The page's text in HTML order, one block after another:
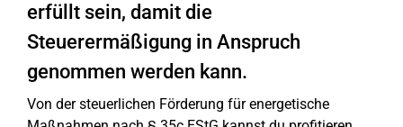
erfüllt sein, damit die
Steuerermäßigung in Anspruch
genommen werden kann.
Von der steuerlichen Förderung für energetische